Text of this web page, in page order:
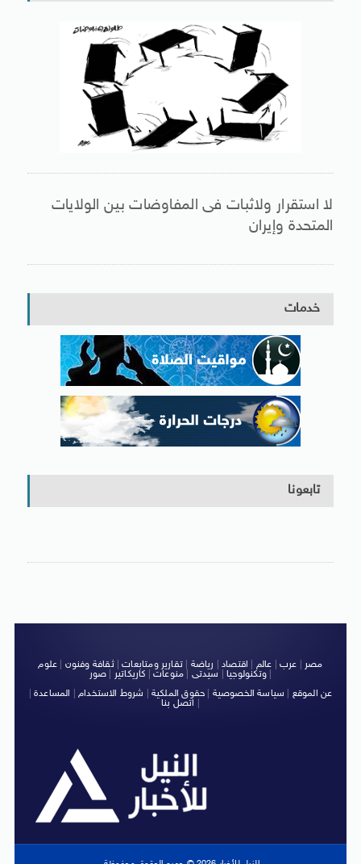
لا استقرار ولاثبات فى المفاوضات بين الولايات
المتحدة وإيران
خدمات
تابعونا
مصر عرب عالم اقتصاد رياضة |تقارير ومتابعات|ثقافة وفنون
علوم
وتكنولوجيا| سيدتى منوعات كاريكاتير صور
|
عن الموقع
سياسة الخصوصية حقوق الملكية شروط الاستخدام| المساعدة|
اتصل بنا